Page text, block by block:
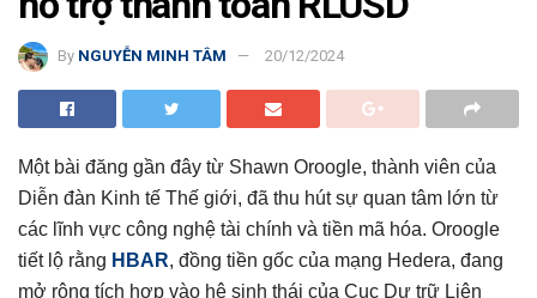
By NGUYỄN MINH TÂM 20/12/2024
Một bài đăng gần đây từ Shawn Oroogle, thành viên của
Diễn đàn Kinh tế Thế giới, đã thu hút sự quan tâm lớn từ
các lĩnh vực công nghệ tài chính và tiền mã hóa. Oroogle
tiết lộ rằng HBAR, đồng tiền gốc của mạng Hedera, đang
mở rộng tích hợp vào hệ sinh thái của Cục Dự trữ Liên